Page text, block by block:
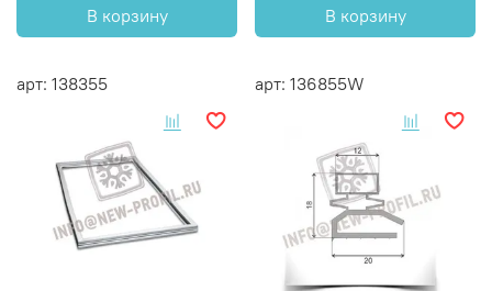
В корзину В корзину
арт: 138355 арт: 136855W